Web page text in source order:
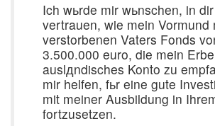
Ich wьrde mir wьnschen, in
vertrauen, wie mein Vormund
verstorbenen Vaters Fonds
3.500.000 euro, die mein
auslдndisches Konto zu
mir helfen, fьr eine gute
mit meiner Ausbildung in
fortzusetzen.